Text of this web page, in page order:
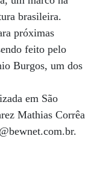
brasileira.
próximas
feito pelo
Burgos, um dos
em São
Mathias Corrêa